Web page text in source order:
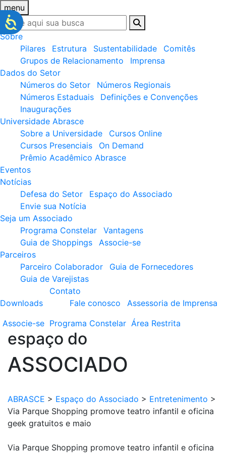
menu
Sobre
Pilares
Estrutura Sustentabilidade
Comitês
Grupos de Relacionamento
Imprensa
Dados do Setor
Números do Setor
Números Regionais
Números Estaduais
Definições e Convenções
Inaugurações
Universidade Abrasce
Sobre a Universidade
Cursos Online
Cursos Presenciais
On Demand
Prêmio Acadêmico Abrasce
Eventos
Notícias
Defesa do Setor
Espaço do Associado
Envie sua Notícia
Seja um Associado
Programa Constelar
Vantagens
Guia de Shoppings
Associe-se
Parceiros
Parceiro Colaborador
Guia de Fornecedores
Guia de Varejistas
Downloads
Contato
Fale conosco
Assessoria de Imprensa
Associe-se Programa Constelar Área Restrita
espaço do
ASSOCIADO
ABRASCE > Espaço do Associado > Entretenimento >
Via Parque Shopping promove teatro infantil e oficina
geek gratuitos e maio
Via Parque Shopping promove teatro infantil e oficina